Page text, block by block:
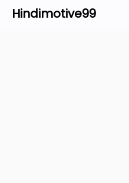
SkipHindimotive99